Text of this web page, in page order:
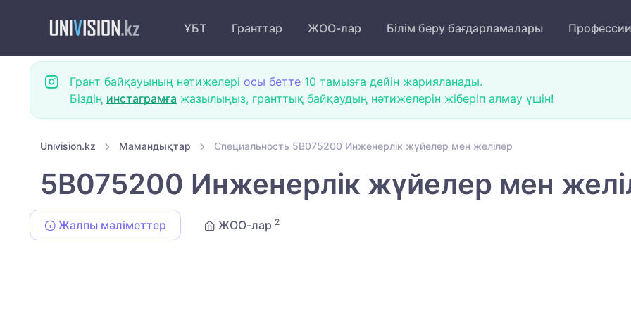
ҰБТ Гранттар ЖОО-лар Білім беру бағдарламалары Профессии
Грант байқауының нәтижелері осы бетте 10 тамызға дейін жарияланады.
Біздің инстаграмға жазылыңыз, гранттық байқаудың нәтижелерін жіберіп алмау үшін!
Univision.kz Мамандықтар Специальность 5B075200 Инженерлік жүйелер мен желілер
5B075200 Инженерлік жүйелер мен
Жалпы мәліметтер ЖОО-лар 2